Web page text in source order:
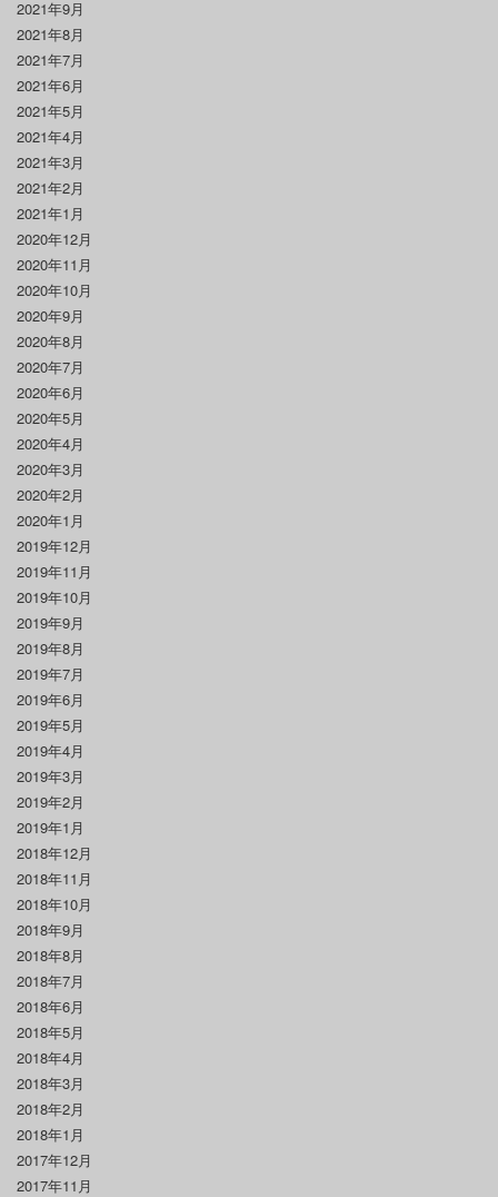
2021年9月
2021年8月
2021年7月
2021年6月
2021年5月
2021年4月
2021年3月
2021年2月
2021年1月
2020年12月
2020年11月
2020年10月
2020年9月
2020年8月
2020年7月
2020年6月
2020年5月
2020年4月
2020年3月
2020年2月
2020年1月
2019年12月
2019年11月
2019年10月
2019年9月
2019年8月
2019年7月
2019年6月
2019年5月
2019年4月
2019年3月
2019年2月
2019年1月
2018年12月
2018年11月
2018年10月
2018年9月
2018年8月
2018年7月
2018年6月
2018年5月
2018年4月
2018年3月
2018年2月
2018年1月
2017年12月
2017年11月